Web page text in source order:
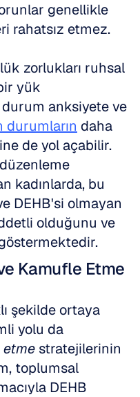
genellikle
rahatsız etmez.
zorlukları ruhsal
yük
anksiyete ve
durumların daha
de yol açabilir.
kadınlarda, bu
DEHB'si olmayan
olduğunu ve
göstermektedir.
Kamufle Etme
şekilde ortaya
stratejilerinin
toplumsal
DEHB